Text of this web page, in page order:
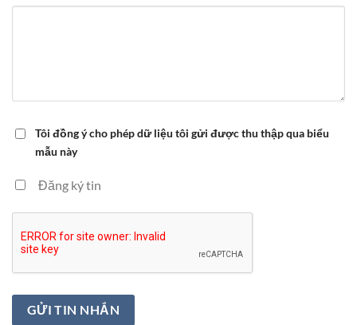
Tôi đồng ý cho phép dữ liệu tôi gửi được thu thập qua biểu
mẫu này
Đăng ký tin